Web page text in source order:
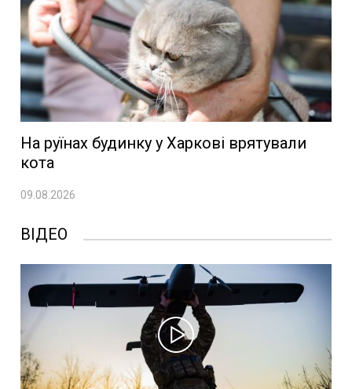
На руїнах будинку у Харкові врятували
кота
09.08.2026
ВІДЕО